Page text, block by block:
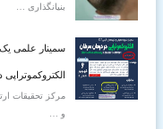
بنیانگذاری …
مرکز تحقیقات
و